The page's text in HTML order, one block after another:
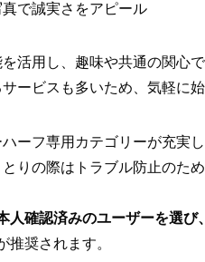
で誠実さをアピール
活用し、趣味や共通の関心
ービスも多いため、気軽に
ーフ専用カテゴリーが充実
りの際はトラブル防止のた
人確認済みのユーザーを選び
推奨されます。